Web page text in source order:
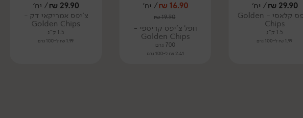
29.90
₪/ יח׳
צ'יפס קלאסי - Golden
Chips
1.5 ק"ג
1.99 ₪ ל-100 גרם
16.90
₪/ יח׳
19.90
₪
וופל צ'יפס קריספי -
Golden Chips
700 גרם
2.41 ₪ ל-100 גרם
29.90
₪/ יח׳
צ'יפס אמריקאי דק -
Golden Chips
1.5 ק"ג
1.99 ₪ ל-100 גרם